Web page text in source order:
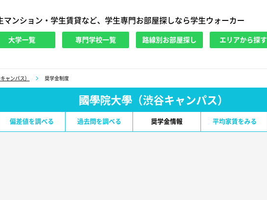
マンション・学生賃貸など、学生専門お部屋探しなら学生ウォーカー
大学一覧 専門学校一覧 路線別お部屋探し エリアから探す
ャンパス） 奨学金制度
國學院大學（渋谷キャンパス）
偏差値を調べる 過去問を調べる 奨学金情報 平均家賃をみる